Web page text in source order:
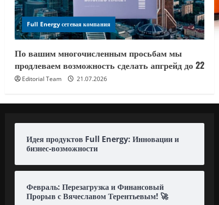
Full Energy сетевая компания
По вашим многочисленным просьбам мы
продлеваем возможность сделать апгрейд до 22
Editorial Team 21.07.2026
Идея продуктов Full Energy: Инновации и
бизнес-возможности
Февраль: Перезагрузка и Финансовый
Прорыв с Вячеславом Терентьевым! 🚀